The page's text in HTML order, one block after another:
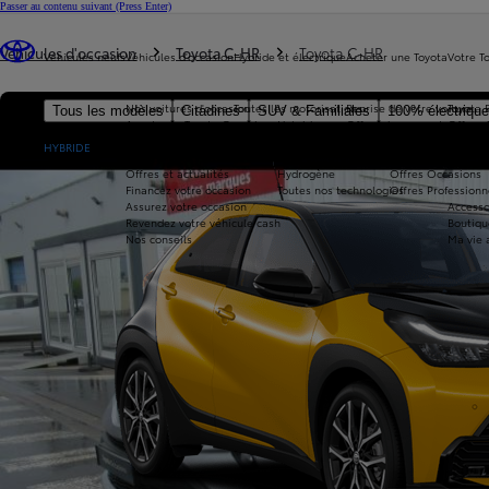
Passer au contenu suivant (Press Enter)
Véhicules neufs
Tous les modèles Citadines SUV & Familiales 100%
HYBRIDE
Véhicules d'occasion
Nos voitures d'occasion
Avantages Toyota Occasions
Offres et actualités
Financez votre occasion
Assurez votre occasion
Revendez votre véhicule cash
Nos conseils
Hybride et électrique
Toutes les motorisations
Hybride
Hydrogène
Toutes nos technologies
Acheter une Toyota
Reprise de votre voiture
Offres du moment
Offres Occasions
Offres
Votre
Toyota
Offres
Ma vie
Véhicules d'occasion Toyota C-HR Toyota C-HR